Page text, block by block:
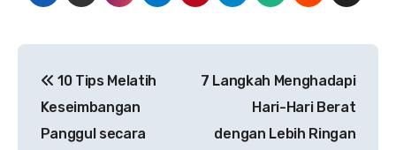
pos
10 Tips Melatih
Keseimbangan
Panggul secara
7 Langkah Menghadapi
Hari-Hari Berat
dengan Lebih Ringan